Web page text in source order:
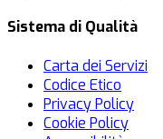
Sistema di Qualità
Carta dei Servizi
Codice Etico
Privacy Policy
Cookie Policy